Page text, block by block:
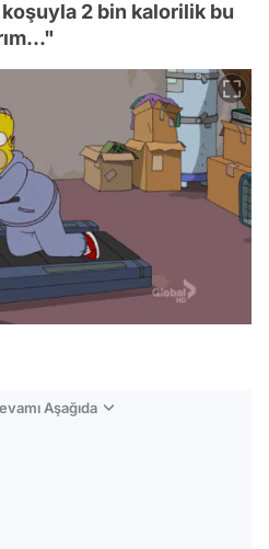
2 bin kalorilik bu
Aşağıda